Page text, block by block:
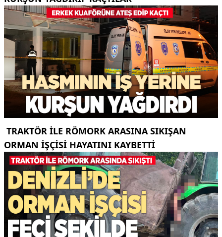
TRAKTÖR ILE RÖMORK ARASINA SIKIŞAN
ORMAN IŞÇISI HAYATINI KAYBETTI